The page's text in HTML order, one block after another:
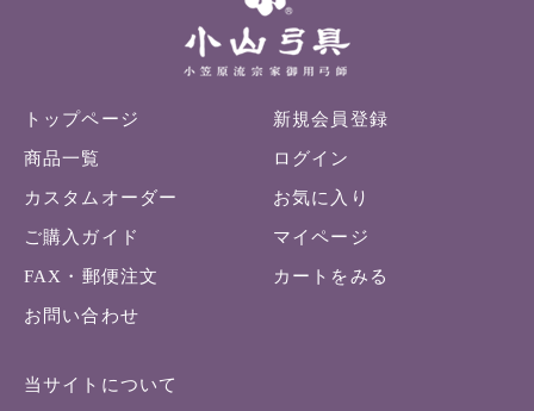
トップページ
商品一覧
カスタムオーダー
ご購入ガイド
FAX・郵便注文
お問い合わせ
新規会員登録
ログイン
お気に入り
マイページ
カートをみる
当サイトについて